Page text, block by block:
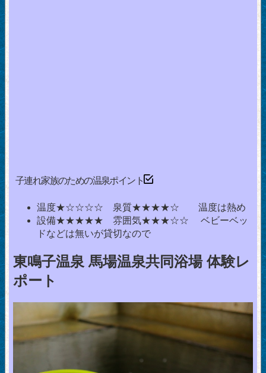
子連れ家族のための温泉ポイント
温度★☆☆☆☆ 泉質★★★★☆ 温度は熱め
設備★★★★★ 雰囲気★★★☆☆ ベビーベッ
ドなどは無いが貸切なので
東鳴子温泉 馬場温泉共同浴場 体験レ
ポート